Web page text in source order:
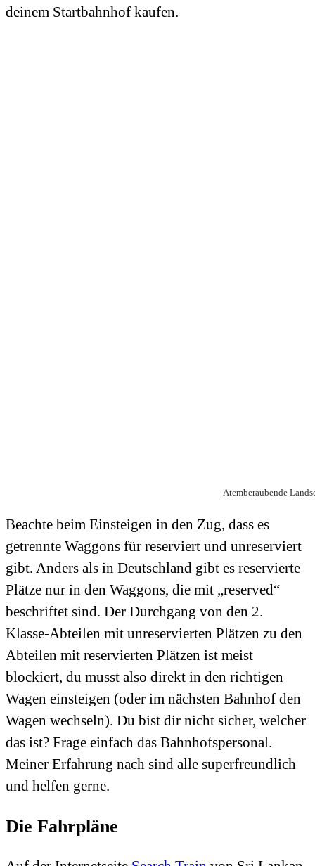
deinem Startbahnhof kaufen.
Atemberaubende
Beachte beim Einsteigen in den Zug, dass es
getrennte Waggons für reserviert und unreserviert
gibt. Anders als in Deutschland gibt es reservierte
Plätze nur in den Waggons, die mit „reserved“
beschriftet sind. Der Durchgang von den 2.
Klasse-Abteilen mit unreservierten Plätzen zu den
Abteilen mit reservierten Plätzen ist meist
blockiert, du musst also direkt in den richtigen
Wagen einsteigen (oder im nächsten Bahnhof den
Wagen wechseln). Du bist dir nicht sicher, welcher
das ist? Frage einfach das Bahnhofspersonal.
Meiner Erfahrung nach sind alle superfreundlich
und helfen gerne.
Die Fahrpläne